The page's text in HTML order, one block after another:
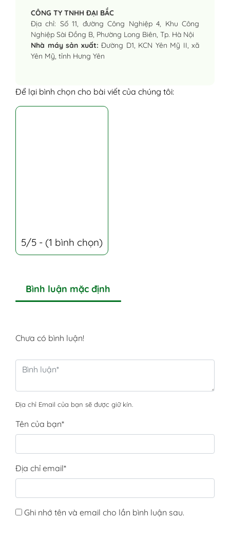
CÔNG TY TNHH ĐẠI BẮC
Địa chỉ: Số 11, đường Công Nghiệp 4, Khu Công
Nghiệp Sài Đồng B, Phường Long Biên, Tp. Hà Nội
Nhà máy sản xuất: Đường D1, KCN Yên Mỹ II, xã
Yên Mỹ, tỉnh Hưng Yên
Để lại bình chọn cho bài viết của chúng tôi:
5/5 - (1 bình chọn)
Bình luận mặc định
Chưa có bình luận!
Địa chỉ Email của bạn sẽ được giữ kín.
Tên của bạn*
Địa chỉ email*
Ghi nhớ tên và email cho lần bình luận sau.